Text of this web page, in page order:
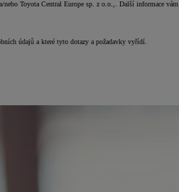
Toyota Central Europe sp. z o.o.,. Další informace vám
údajů a které tyto dotazy a požadavky vyřídí.